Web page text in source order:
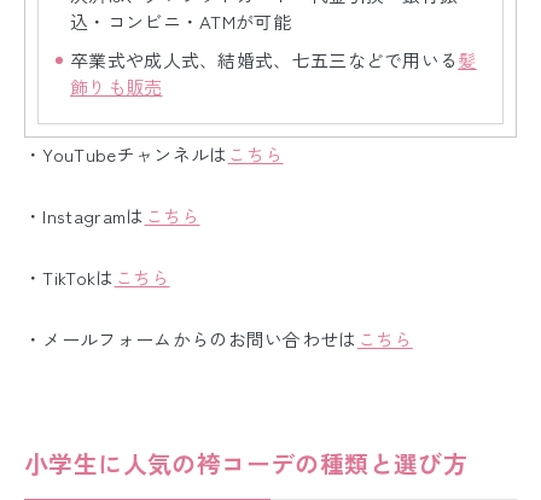
込・コンビニ・ATMが可能
卒業式や成人式、結婚式、七五三などで用いる髪
飾りも販売
・YouTubeチャンネルはこちら
・Instagramは こちら
・TikTokは こちら
・メールフォームからのお問い合わせは こちら
小学生に人気の袴コーデの種類と選び方